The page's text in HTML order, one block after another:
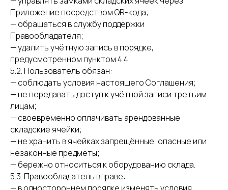
Приложение посредством QR-кода;
— обращаться в службу поддержки
Правообладателя;
— удалить учётную запись в порядке,
предусмотренном пунктом 4.4.
5.2. Пользователь обязан:
— соблюдать условия настоящего Соглашения;
— не передавать доступ к учётной записи третьим
лицам;
— своевременно оплачивать арендованные
складские ячейки;
— не хранить в ячейках запрещённые, опасные или
незаконные предметы;
— бережно относиться к оборудованию склада.
5.3. Правообладатель вправе: